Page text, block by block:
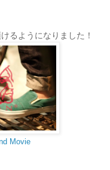
るようになりました！
Movie